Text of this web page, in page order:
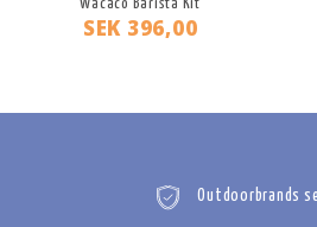
Wacaco Barista Kit
SEK 396,00
Outdoorbrands